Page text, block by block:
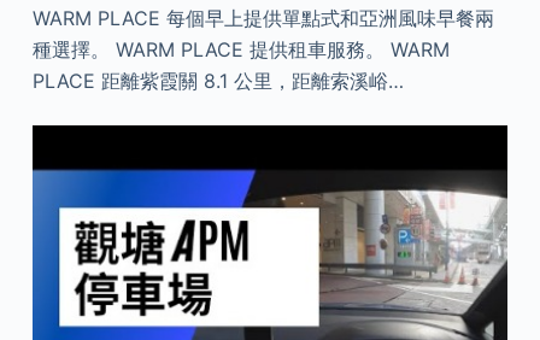
WARM PLACE 每個早上提供單點式和亞洲風味早餐兩
種選擇。 WARM PLACE 提供租車服務。 WARM
PLACE 距離紫霞關 8.1 公里，距離索溪峪…